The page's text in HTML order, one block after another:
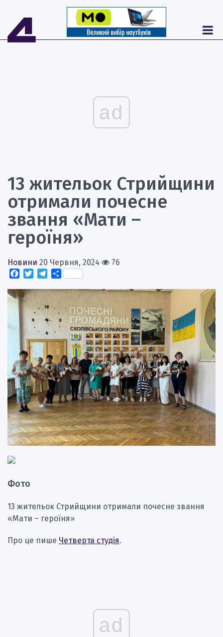
ad
13 жительок Стрийщини
отримали почесне
звання «Мати –
героїня»
Новини 20 Червня, 2024
76
Facebook
TwitterTelegram
Поділитися
Фото
13 жительок Стрийщини отримали почесне звання
«Мати – героїня»
Про це пише Четверта студія.
ad